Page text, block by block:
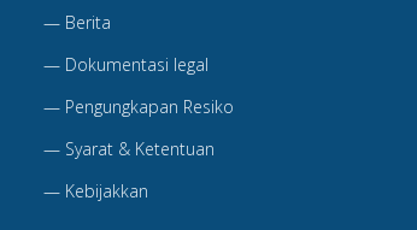
— Berita
— Dokumentasi legal
— Pengungkapan Resiko
— Syarat & Ketentuan
— Kebijakkan